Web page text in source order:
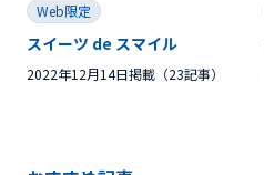
Web限定
スイーツ de スマイル
2022年12月14日掲載（23記事）